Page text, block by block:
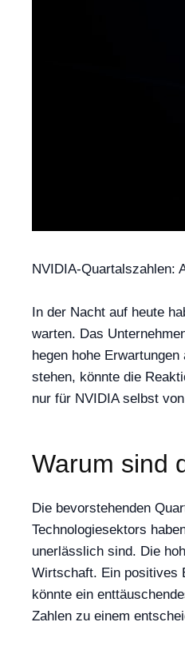
NVIDIA-Quartalszahlen:
In der Nacht auf heute
warten. Das
hegen hohe
stehen, könnte die
nur für NVIDIA selbst
Warum sind
Die bevorstehenden
Technologiesektors
unerlässlich sind. Die
Wirtschaft. Ein positives
könnte ein
Zahlen zu einem